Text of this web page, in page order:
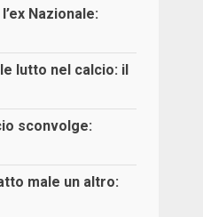
Nazionale:
lutto nel calcio: il
sconvolge:
male un altro: